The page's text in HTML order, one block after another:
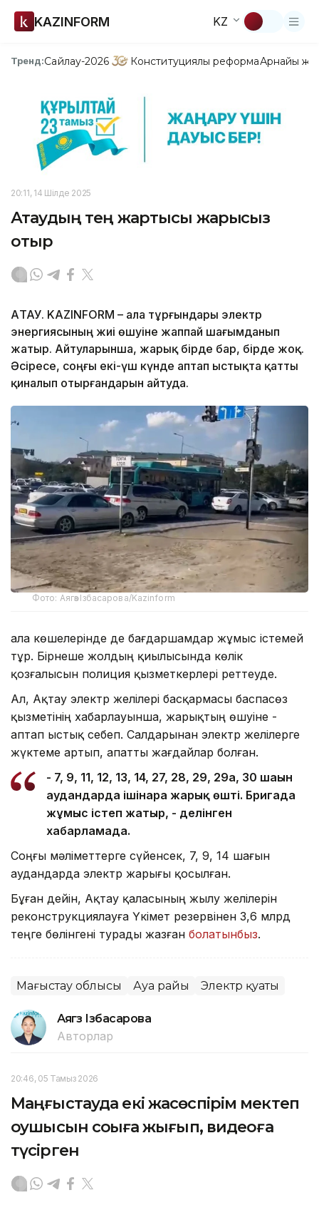
KAZINFORM KZ
Тренд:Сайлау-2026 Конституциялық реформаАрнайы
20:11, 14 Шілде 2025
Ақтаудың тең жартысы жарықсыз
отыр
АҚТАУ. KAZINFORM – Қала тұрғындары электр
энергиясының жиі өшуіне жаппай шағымданып
жатыр. Айтуларынша, жарық бірде бар, бірде жоқ.
Әсіресе, соңғы екі-үш күнде аптап ыстықта қатты
қиналып отырғандарын айтуда.
Фото: Аягөз Ізбасарова/Kazinform
Қала көшелерінде де бағдаршамдар жұмыс істемей
тұр. Бірнеше жолдың қиылысында көлік
қозғалысын полиция қызметкерлері реттеуде.
Ал, Ақтау электр желілері басқармасы баспасөз
қызметінің хабарлауынша, жарықтың өшуіне -
аптап ыстық себеп. Салдарынан электр желілерге
жүктеме артып, апатты жағдайлар болған.
- 7, 9, 11, 12, 13, 14, 27, 28, 29, 29а, 30 шағын
аудандарда ішінара жарық өшті. Бригада
жұмыс істеп жатыр, - делінген
хабарламада.
Соңғы мәліметтерге сүйенсек, 7, 9, 14 шағын
аудандарда электр жарығы қосылған.
Бұған дейін, Ақтау қаласының жылу желілерін
реконструкциялауға Үкімет резервінен 3,6 млрд
теңге бөлінгені турады жазған болатынбыз.
Маңғыстау облысы Ауа райы Электр қуаты
Аягөз Ізбасарова
Авторлар
20:46, 05 Тамыз 2026
Маңғыстауда екі жасөспірім мектеп
оқушысын соққыға жығып, видеоға
түсірген